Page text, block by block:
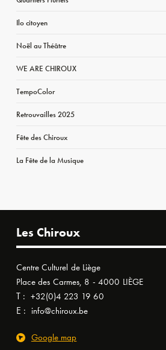
Ilo citoyen
Noël au Théâtre
WE ARE CHIROUX
TempoColor
Retrouvailles 2025
Fête des Chiroux
La Fête de la Musique
Les Chiroux
Centre Culturel de Liège
Place des Carmes, 8 - 4000 LIÈGE
T : +32(0)4 223 19 60
E : info@chiroux.be
Google map